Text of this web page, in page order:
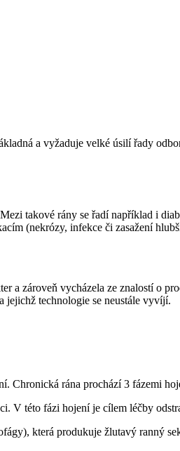
a vyžaduje velké úsilí řady
takové rány se řadí například i
(nekrózy, infekce či zasažení
a zároveň vycházela ze znalostí o
jejichž technologie se neustále vyvíjí.
rána prochází 3 fázemi
této fázi hojení je cílem léčby
která produkuje žlutavý ranný